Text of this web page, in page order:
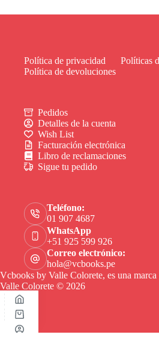
Política de privacidad
Políticas
Política de devoluciones
Pedidos
Detalles de la cuenta
Wish List
Facturación electrónica
Libro de reclamaciones
Sigue tu pedido
Teléfono:
01 907 4687
WhatsApp
+51 925 599 926
Correo electrónico:
hola@vcbooks.pe
Vcbooks by Valle Colorete, es una
Valle Colorete © 2026